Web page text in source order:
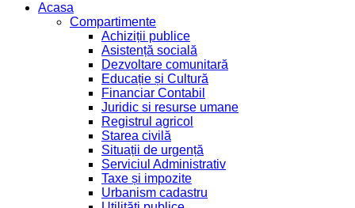
Acasa
Compartimente
Achiziții publice
Asistență socială
Dezvoltare comunitară
Educație și Cultură
Financiar Contabil
Juridic si resurse umane
Registrul agricol
Starea civilă
Situații de urgență
Serviciul Administrativ
Taxe și impozite
Urbanism cadastru